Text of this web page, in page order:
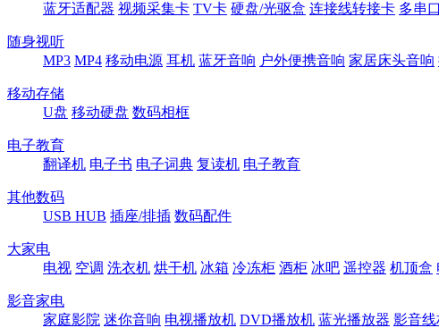
蓝牙适配器 视频采集卡 TV卡 硬盘/光驱盒 连接线转接卡 多串
随身视听
MP3 MP4 移动电源 耳机 蓝牙音响 户外便携音响 家居床头音响
移动存储
U盘 移动硬盘 数码相框
电子教育
翻译机 电子书 电子词典 复读机 电子教育
其他数码
USB HUB 插座/排插 数码配件
大家电
电视 空调 洗衣机 烘干机 冰箱 冷冻柜 酒柜 冰吧 遥控器 机顶盒
影音家电
家庭影院 迷你音响 电视播放机 DVD播放机 蓝光播放器 影音线